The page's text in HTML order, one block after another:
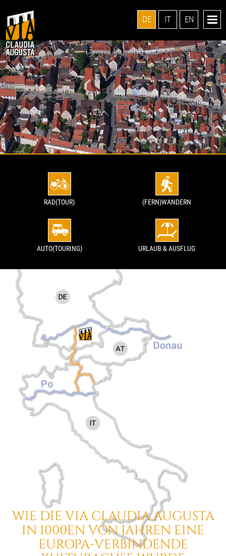
DE IT EN
RAD(TOUR) (FERN)WANDERN
AUTO(TOURING) URLAUB & AUSFLUG
WIE DIE VIA CLAUDIA AUGUSTA
IN 1000EN VON JAHREN EINE
EUROPA-VERBINDENDE